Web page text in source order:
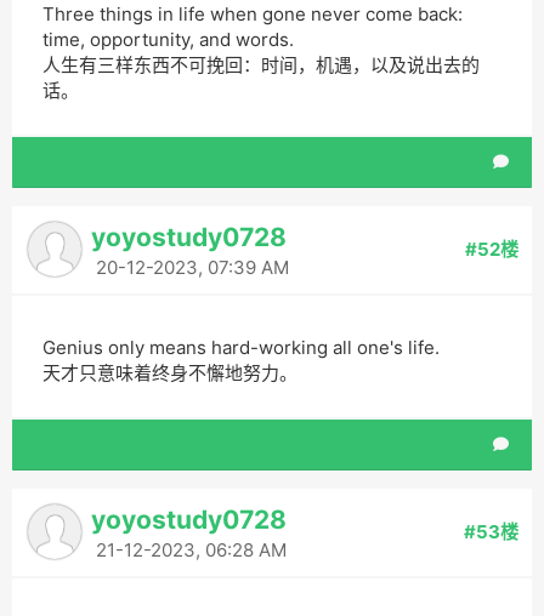
Three things in life when gone never come back:
time, opportunity, and words.
人生有三样东西不可挽回：时间，机遇，以及说出去的
话。
yoyostudy0728
20-12-2023, 07:39 AM
#52楼
Genius only means hard-working all one's life.
天才只意味着终身不懈地努力。
yoyostudy0728
21-12-2023, 06:28 AM
#53楼